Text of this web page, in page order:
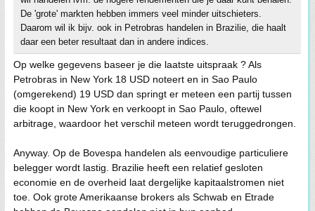
De 'grote' markten hebben immers veel minder uitschieters.
Daarom wil ik bijv. ook in Petrobras handelen in Brazilie, die haalt
daar een beter resultaat dan in andere indices.
Op welke gegevens baseer je die laatste uitspraak ? Als
Petrobras in New York 18 USD noteert en in Sao Paulo
(omgerekend) 19 USD dan springt er meteen een partij tussen
die koopt in New York en verkoopt in Sao Paulo, oftewel
arbitrage, waardoor het verschil meteen wordt teruggedrongen.
Anyway. Op de Bovespa handelen als eenvoudige particuliere
belegger wordt lastig. Brazilie heeft een relatief gesloten
economie en de overheid laat dergelijke kapitaalstromen niet
toe. Ook grote Amerikaanse brokers als Schwab en Etrade